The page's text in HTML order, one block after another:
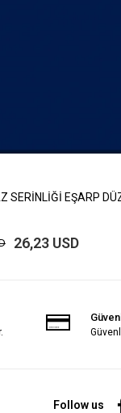
SERİNLİĞİ EŞARP
26,23 USD
Follow us